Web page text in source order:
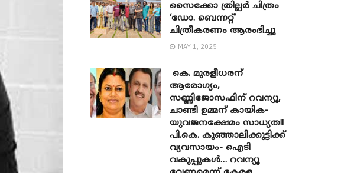
സൈക്കോ ത്രില്ലർ ചിത്രം
‘ഡോ. ബെന്നറ്റ്’
ചിത്രീകരണം ആരംഭിച്ചു
MAY 1, 2025
കെ. മുരളീധരന്
ആരോഗ്യം,
സണ്ണിജോസഫിന് റവന്യൂ,
ചാണ്ടി ഉമ്മന് കായിക-
യുവജനക്ഷേമം സാധ്യത!!
പി.കെ. കുഞ്ഞാലിക്കുട്ടിക്ക്
വ്യവസായം- ഐടി
വകുപ്പുകൾ… റവന്യൂ